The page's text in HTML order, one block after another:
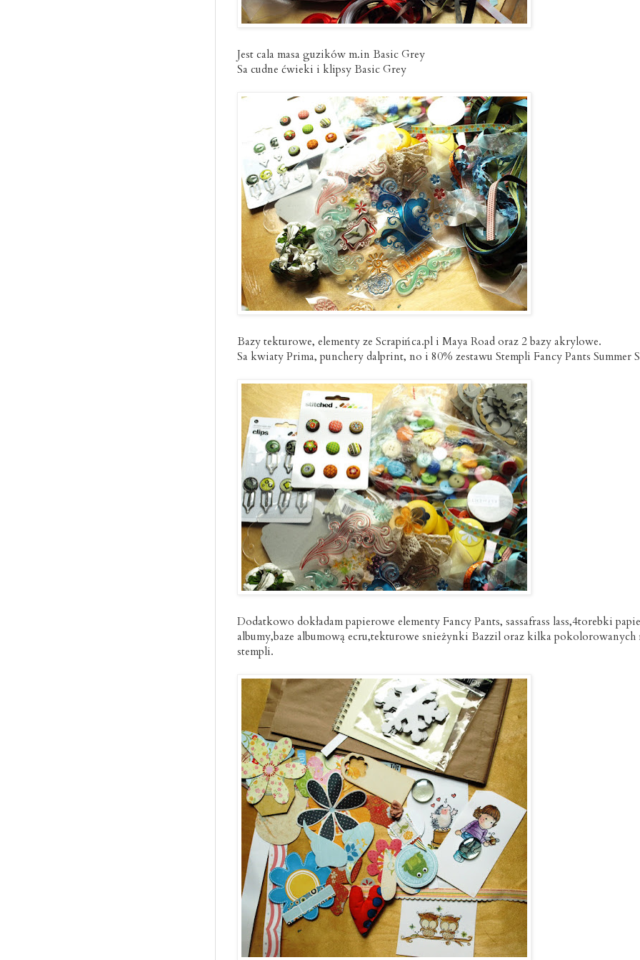
Jest cala masa guzików m.in Basic Grey
Sa cudne ćwieki i klipsy Basic Grey
Bazy tekturowe, elementy ze Scrapińca.pl i Maya Road oraz 2 bazy akrylowe.
Sa kwiaty Prima, punchery dalprint, no i 80% zestawu Stempli Fancy Pants Summer
Dodatkowo dokładam papierowe elementy Fancy Pants, sassafrass lass,4torebki
albumy,baze albumową ecru,tekturowe snieżynki Bazzil oraz kilka pokolorowanych
stempli.